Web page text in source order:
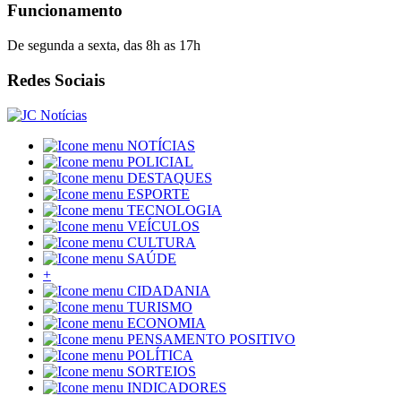
Funcionamento
De segunda a sexta, das 8h as 17h
Redes Sociais
NOTÍCIAS
POLICIAL
DESTAQUES
ESPORTE
TECNOLOGIA
VEÍCULOS
CULTURA
SAÚDE
+
CIDADANIA
TURISMO
ECONOMIA
PENSAMENTO POSITIVO
POLÍTICA
SORTEIOS
INDICADORES